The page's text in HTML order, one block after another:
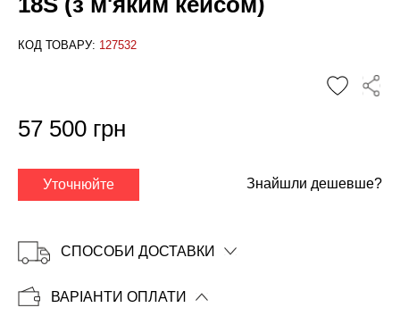
КОД ТОВАРУ: 127532
57 500 грн
Уточнюйте Знайшли дешевше?
СПОСОБИ ДОСТАВКИ
ВАРІАНТИ ОПЛАТИ